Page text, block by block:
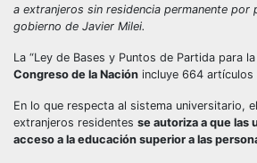
a extranjeros sin residencia permanente por
gobierno de Javier Milei.
La “Ley de Bases y Puntos de Partida para
Congreso de la Nación incluye 664
En lo que respecta al sistema universitario,
extranjeros residentes se autoriza a que las
acceso a la educación superior a las